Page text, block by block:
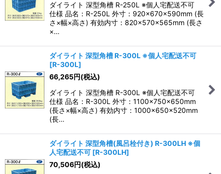
ダイライト 深型角槽 R-250L ※個人宅配送不可
仕様 品名：R-250L 外寸：920×670×590mm (長
さ×幅×高さ) 有効内寸：820×570×565mm (長さ
×…
ダイライト 深型角槽 R-300L ※個人宅配送不可
[R-300L]
66,265円(税込)
ダイライト 深型角槽 R-300L ※個人宅配送不可
仕様 品名：R-300L 外寸：1100×750×650mm
(長さ×幅×高さ) 有効内寸：1000×650×520mm
(長…
ダイライト 深型角槽(風呂栓付き) R-300LH ※個
人宅配送不可 [R-300LH]
70,506円(税込)